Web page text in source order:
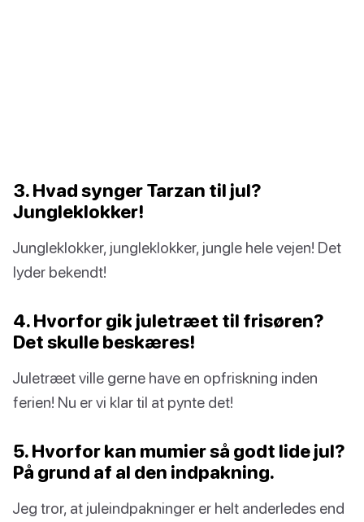
3. Hvad synger Tarzan til jul?
Jungleklokker!
Jungleklokker, jungleklokker, jungle hele vejen! Det
lyder bekendt!
4. Hvorfor gik juletræet til frisøren?
Det skulle beskæres!
Juletræet ville gerne have en opfriskning inden
ferien! Nu er vi klar til at pynte det!
5. Hvorfor kan mumier så godt lide jul?
På grund af al den indpakning.
Jeg tror, at juleindpakninger er helt anderledes end